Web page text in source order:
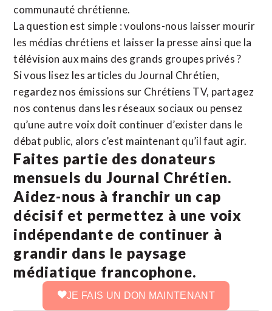
communauté chrétienne.
La question est simple : voulons-nous laisser mourir
les médias chrétiens et laisser la presse ainsi que la
télévision aux mains des grands groupes privés ?
Si vous lisez les articles du Journal Chrétien,
regardez nos émissions sur Chrétiens TV, partagez
nos contenus dans les réseaux sociaux ou pensez
qu’une autre voix doit continuer d’exister dans le
débat public, alors c’est maintenant qu’il faut agir.
Faites partie des donateurs
mensuels du Journal Chrétien.
Aidez-nous à franchir un cap
décisif et permettez à une voix
indépendante de continuer à
grandir dans le paysage
médiatique francophone.
JE FAIS UN DON MAINTENANT